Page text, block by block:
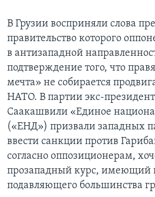
В Грузии восприняли слова
правительство которого
в антизападной
подтверждение того, что
мечта» не собирается
НАТО. В партии экс-
Саакашвили «Единое
(«ЕНД») призвали западных
ввести санкции против
согласно оппозиционерам,
прозападный курс, имеющий
подавляющего большинства